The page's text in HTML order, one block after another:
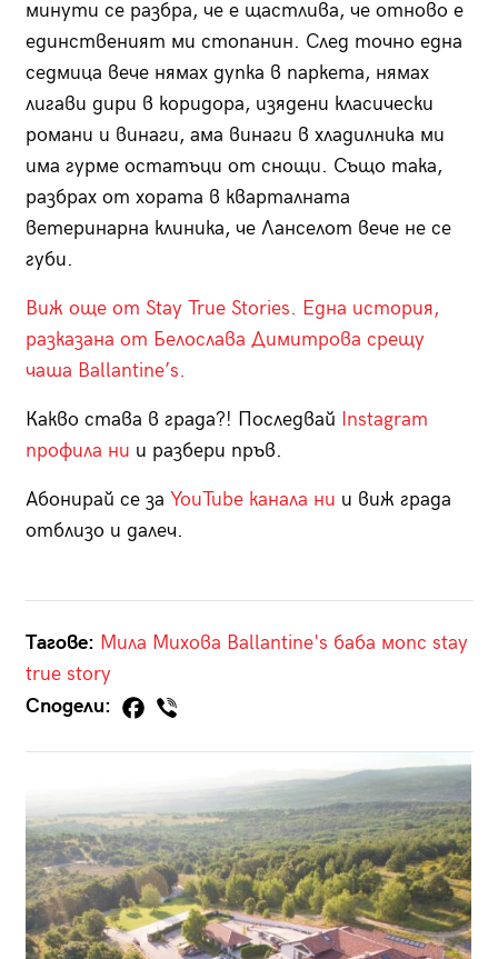
минути се разбра, че е щастлива, че отново е
единственият ми стопанин. След точно една
седмица вече нямах дупка в паркета, нямах
лигави дири в коридора, изядени класически
романи и винаги, ама винаги в хладилника ми
има гурме остатъци от снощи. Също така,
разбрах от хората в кварталната
ветеринарна клиника, че Ланселот вече не се
губи.
Виж още от Stay True Stories. Една история,
разказана от Белослава Димитрова срещу
чаша Ballantine’s.
Какво става в града?! Последвай Instagram
профила ни и разбери пръв.
Абонирай се за YouTube канала ни и виж града
отблизо и далеч.
Тагове: Мила Михова Ballantine's баба мопс stay
true story
Сподели: